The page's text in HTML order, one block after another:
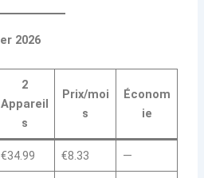
2026
2
Appareil
s
Prix/moi
s
Économ
ie
€34.99 €8.33 —